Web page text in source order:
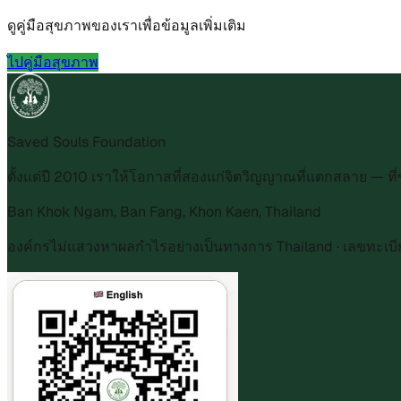
ดูคู่มือสุขภาพของเราเพื่อข้อมูลเพิ่มเติม
ไปคู่มือสุขภาพ
Saved Souls Foundation
ตั้งแต่ปี 2010 เราให้โอกาสที่สองแก่จิตวิญญาณที่แตกสลาย — ที่
Ban Khok Ngam, Ban Fang, Khon Kaen, Thailand
องค์กรไม่แสวงหาผลกำไรอย่างเป็นทางการ Thailand · เลขทะเ